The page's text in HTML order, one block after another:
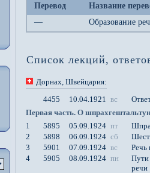
Перевод
Название
—
Образование
Список лекций,
Дорнах , Швейцария:
4455
10.04.1921 вс
Первая часть. О
1
5895 05.09.1924 пт
2
5898 06.09.1924 сб
3
5901 07.09.1924 вс
Речь
4
5905 08.09.1924 пн
Пути
речи